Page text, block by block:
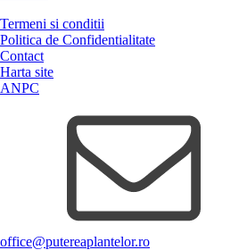
Termeni si conditii
Politica de Confidentialitate
Contact
Harta site
ANPC
office@putereaplantelor.ro